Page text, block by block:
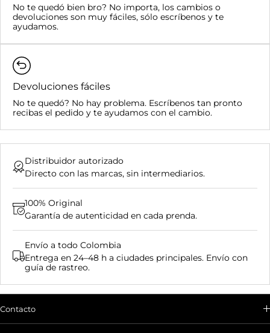
Bucaramanga y su área metropolitana:
Nacional:
Compras superiores a $400.000:
No te quedó bien bro? No importa, los cambios o
devoluciones son muy fáciles, sólo escríbenos y te
ayudamos.
Devoluciones fáciles
No te quedó? No hay problema. Escríbenos tan pronto
recibas el pedido y te ayudamos con el cambio.
Distribuidor autorizado
Directo con las marcas, sin intermediarios.
100% Original
Garantía de autenticidad en cada prenda.
Envío a todo Colombia
Entrega en 24–48 h a ciudades principales. Envío con
guía de rastreo.
Contacto